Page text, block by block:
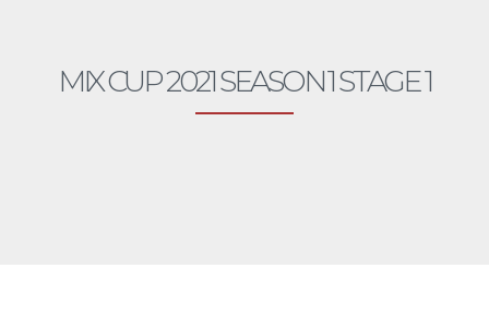
MIX CUP 2021 SEASON 1 STAGE 1